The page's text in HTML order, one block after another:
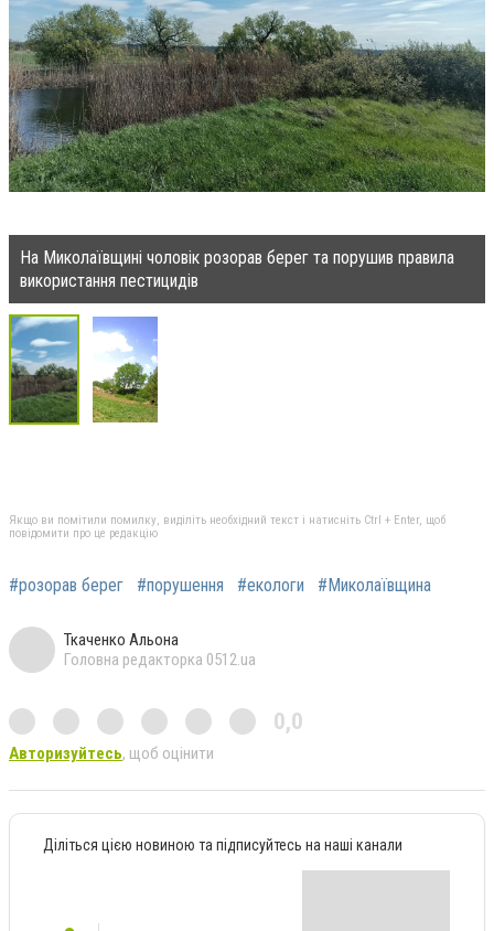
На Миколаївщині чоловік розорав берег та порушив правила
використання пестицидів
Якщо ви помітили помилку, виділіть необхідний текст і натисніть Ctrl + Enter, щоб
повідомити про це редакцію
#розорав берег #порушення #екологи #Миколаївщина
Ткаченко Альона
Головна редакторка 0512.ua
0,0
Авторизуйтесь, щоб оцінити
Діліться цією новиною та підписуйтесь на наші канали